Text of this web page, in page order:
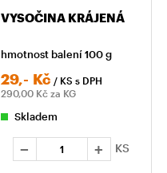
VYSOČINA KRÁJENÁ
hmotnost balení 100 g
29,- Kč / KS s DPH
290,00 Kč za KG
Skladem
KS